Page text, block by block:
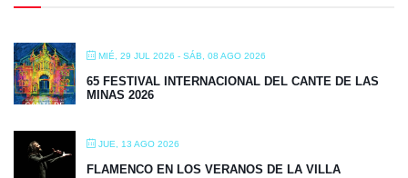
MIÉ, 29 JUL 2026 - SÁB, 08 AGO 2026
65 FESTIVAL INTERNACIONAL DEL CANTE DE LAS
MINAS 2026
JUE, 13 AGO 2026
FLAMENCO EN LOS VERANOS DE LA VILLA